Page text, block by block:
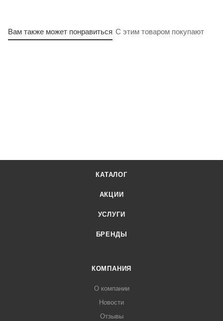
Вам также может понравиться С этим товаром покупают
КАТАЛОГ
АКЦИИ
УСЛУГИ
БРЕНДЫ
КОМПАНИЯ
О компании
Новости
Отзывы